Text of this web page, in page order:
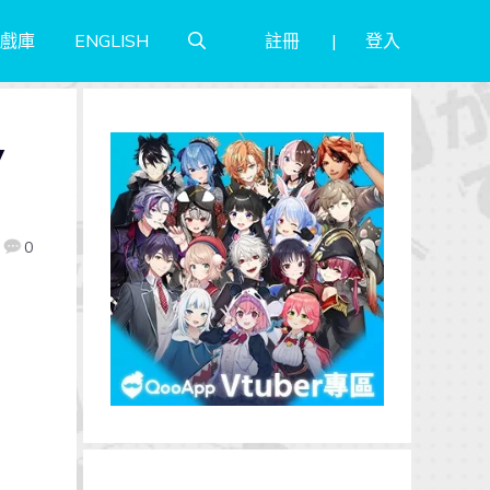
庫 ENGLISH 註冊 登入
0